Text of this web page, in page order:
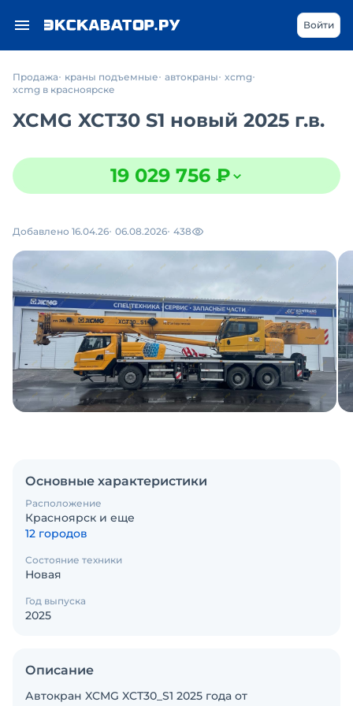
Войти
Продажа краны подъемные автокраны xcmg
xcmg в красноярске
XCMG XCT30 S1 новый 2025 г.в.
19 029 756 ₽
Добавлено 16.04.26 06.08.2026 438
Основные характеристики
Расположение
Красноярск и еще
12 городов
Состояние техники
Новая
Год выпуска
2025
Описание
Автокран XCMG XCT30_S1 2025 годa от